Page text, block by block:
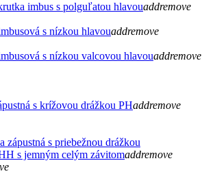
imbus s polguľatou hlavouaddremove
s nízkou hlavouaddremove
s nízkou valcovou hlavouaddremove
s krížovou drážkou PHaddremove
s priebežnou drážkou
s jemným celým závitomaddremove